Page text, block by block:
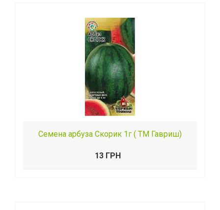
Семена арбуза Скорик 1г ( ТМ Гавриш)
13 ГРН